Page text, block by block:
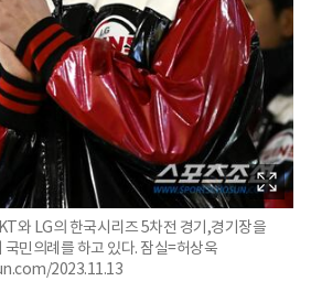
와 LG의 한국시리즈 5차전 경기,경기장을
민의례를 하고 있다. 잠실=허상욱
2023.11.13